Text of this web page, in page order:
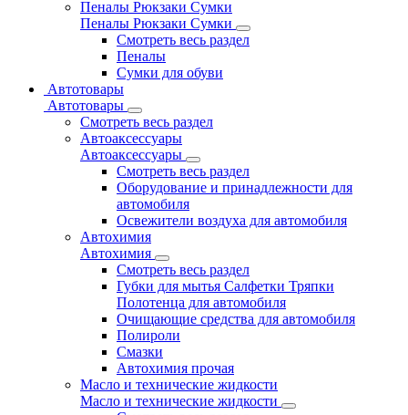
Пеналы Рюкзаки Сумки
Пеналы Рюкзаки Сумки
Смотреть весь раздел
Пеналы
Сумки для обуви
Автотовары
Автотовары
Смотреть весь раздел
Автоаксессуары
Автоаксессуары
Смотреть весь раздел
Оборудование и принадлежности для
автомобиля
Освежители воздуха для автомобиля
Автохимия
Автохимия
Смотреть весь раздел
Губки для мытья Салфетки Тряпки
Полотенца для автомобиля
Очищающие средства для автомобиля
Полироли
Смазки
Автохимия прочая
Масло и технические жидкости
Масло и технические жидкости